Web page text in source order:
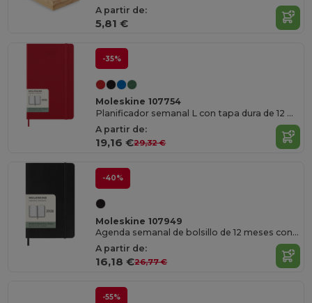
A partir de:
5,81 €
-35%
Moleskine 107754
Planificador semanal L con tapa dura de 12 meses "Moleskine"
A partir de:
19,16 €29,32 €
-40%
Moleskine 107949
Agenda semanal de bolsillo de 12 meses con tapa blanda "Moleskine"
A partir de:
16,18 €26,77 €
-55%